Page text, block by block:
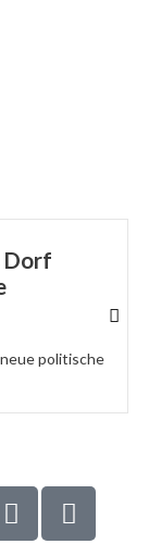
Dorf
politische